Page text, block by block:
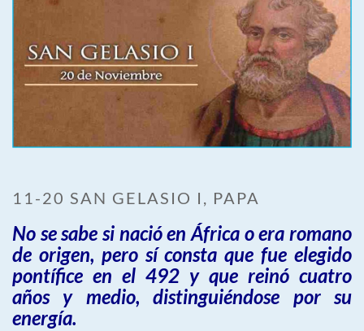
11-20 SAN GELASIO I, PAPA
No se sabe si nació en África o era romano
de origen, pero sí consta que fue elegido
pontífice en el 492 y que reinó cuatro
años y medio, distinguiéndose por su
energía.